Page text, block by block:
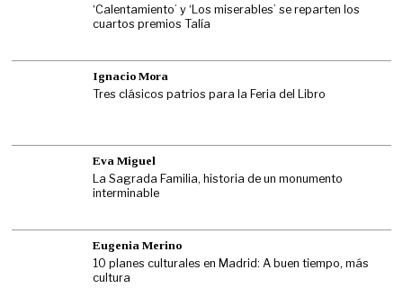
‘Calentamiento’ y ‘Los miserables’ se reparten los
cuartos premios Talía
Ignacio Mora
Tres clásicos patrios para la Feria del Libro
Eva Miguel
La Sagrada Familia, historia de un monumento
interminable
Eugenia Merino
10 planes culturales en Madrid: A buen tiempo, más
cultura